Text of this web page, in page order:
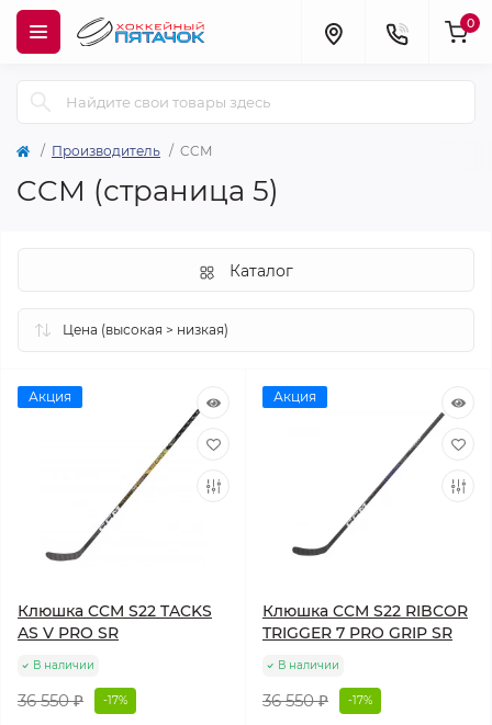
0
Производитель CCM
CCM (страница 5)
Каталог
Акция
Клюшка CCM S22 TACKS
AS V PRO SR
В наличии
36 550 ₽ -17%
Акция
Клюшка CCM S22 RIBCOR
TRIGGER 7 PRO GRIP SR
В наличии
36 550 ₽ -17%